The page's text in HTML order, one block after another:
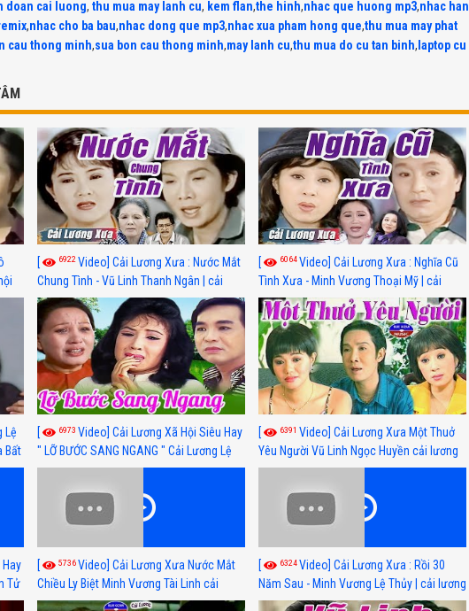
doan cai luong, thu mua may lanh cu, kem flan,the hinh,nhac que huong mp3,nhac han
,nhac cho ba bau,nhac dong que mp3,nhac xua pham hong que,thu mua may phat
cau thong minh,sua bon cau thong minh,may lanh cu,thu mua do cu tan binh, laptop cu
[ 6922Video] Cải Lương Xưa : Nước Mắt
Chung Tình - Vũ Linh Thanh Ngân | cải
lương xã hội hay nhất
[ 6064Video] Cải Lương Xưa : Nghĩa Cũ
Tình Xưa - Minh Vương Thoại Mỹ | cải
lương xã hội hay nhất
Lệ
Bất
[ 6973 Video] Cải Lương Xã Hội Siêu Hay
" LỠ BƯỚC SANG NGANG " Cải Lương Lệ
Thuỷ, Thanh Tuấn, Hồng Nga
[ 6391 Video] Cải Lương Xưa Một Thuở
Yêu Người Vũ Linh Ngọc Huyền cải lương
xã hội hay nhất
Tử
[ 5736Video] Cải Lương Xưa Nước Mắt
Chiều Ly Biệt Minh Vương Tài Linh cải
lương xã hội hay nhất
[ 6324Video] Cải Lương Xưa : Rồi 30
Năm Sau - Minh Vương Lệ Thủy | cải lương
xã hội hay nhất